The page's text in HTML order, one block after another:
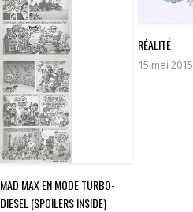
MAD MAX EN MODE TURBO-
DIESEL (SPOILERS INSIDE)
RÉALITÉ
15 mai 2015